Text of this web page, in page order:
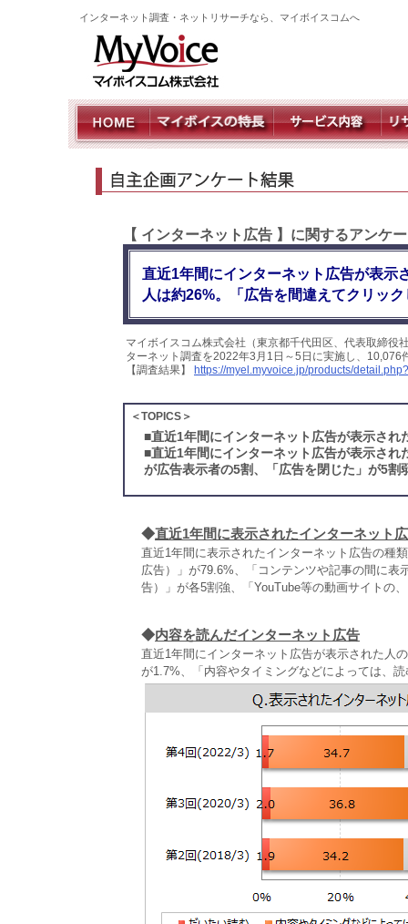
インターネット調査・ネットリサーチなら、マイボイスコムへ
【 インターネット広告 】に関するアンケ
直近1年間にインターネット広告が表示
人は約26%。「広告を間違えてクリッ
マイボイスコム株式会社（東京都千代田区、代表取締
ターネット調査を2022年3月1日～5日に実施し、
【調査結果】
https://myel.myvoice.jp/products/
＜TOPICS＞
■直近1年間にインターネット広告が表示され
■直近1年間にインターネット広告が表示さ
が広告表示者の5割、「広告を閉じた」が5
◆直近1年間に表示されたインターネット
直近1年間に表示されたインターネット広告の種
広告）」が79.6%、「コンテンツや記事の間に
告）」が各5割強、「YouTube等の動画サイトの
◆内容を読んだインターネット広告
直近1年間にインターネット広告が表示された人
が1.7%、「内容やタイミングなどによっては、